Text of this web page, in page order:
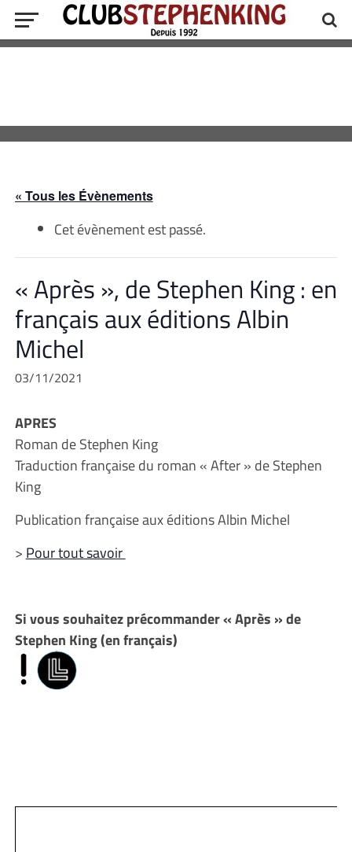
« Tous les Évènements
Cet évènement est passé.
« Après », de Stephen King : en
français aux éditions Albin
Michel
03/11/2021
APRES
Roman de Stephen King
Traduction française du roman « After » de Stephen
King
Publication française aux éditions Albin Michel
> Pour tout savoir
Si vous souhaitez précommander « Après » de
Stephen King (en français)